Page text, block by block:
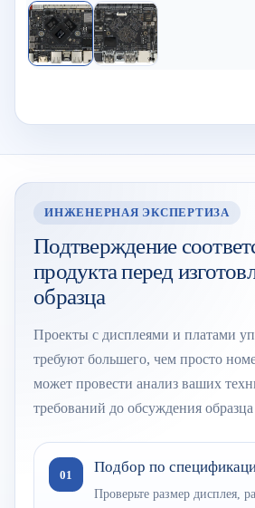
ИНЖЕНЕРНАЯ ЭКСПЕРТИЗА
Подтверждение
продукта перед
образца
Проекты с дисплеями и платами
требуют большего, чем просто
может провести анализ ваших
требований до обсуждения
01 Подбор по
Проверьте размер дисплея,